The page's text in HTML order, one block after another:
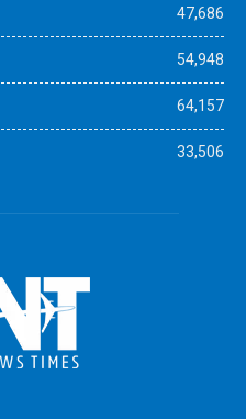
47,686
54,948
64,157
33,506